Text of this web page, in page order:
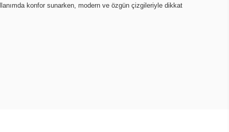
konfor sunarken, modern ve özgün çizgileriyle dikkat